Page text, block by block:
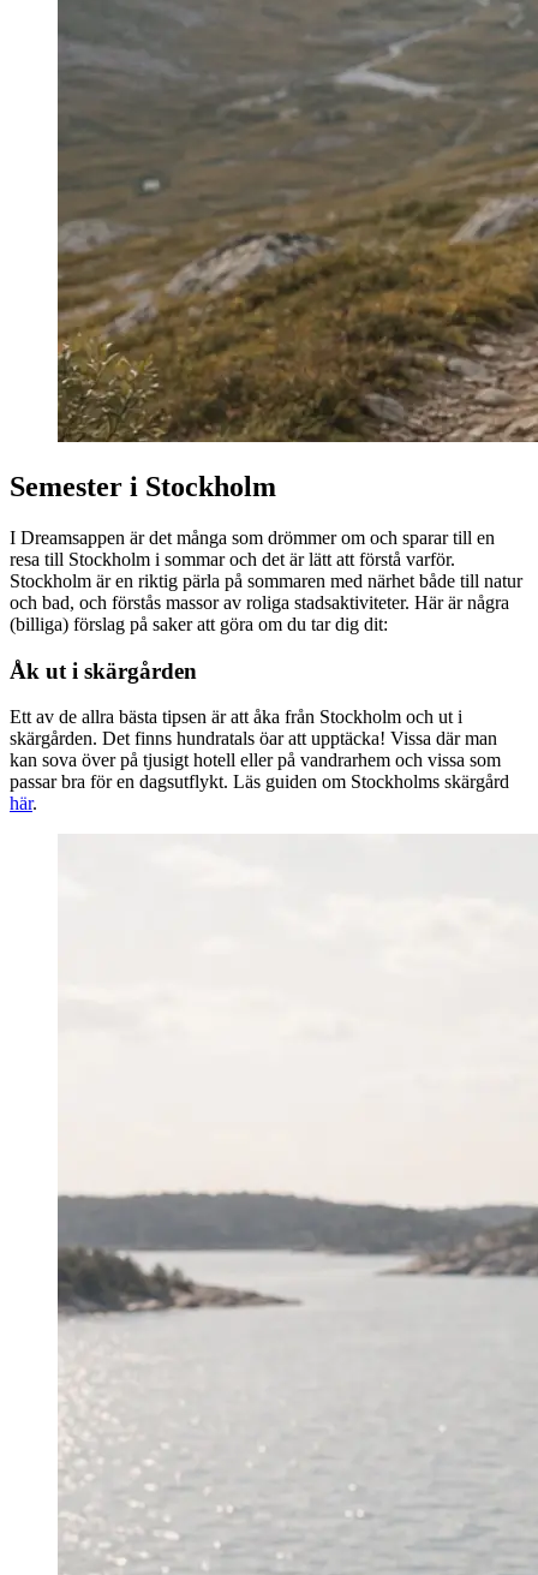
Semester i Stockholm
I Dreamsappen är det många som drömmer om och sparar till en
resa till Stockholm i sommar och det är lätt att förstå varför.
Stockholm är en riktig pärla på sommaren med närhet både till natur
och bad, och förstås massor av roliga stadsaktiviteter. Här är några
(billiga) förslag på saker att göra om du tar dig dit:
Åk ut i skärgården
Ett av de allra bästa tipsen är att åka från Stockholm och ut i
skärgården. Det finns hundratals öar att upptäcka! Vissa där man
kan sova över på tjusigt hotell eller på vandrarhem och vissa som
passar bra för en dagsutflykt. Läs guiden om Stockholms skärgård
här.